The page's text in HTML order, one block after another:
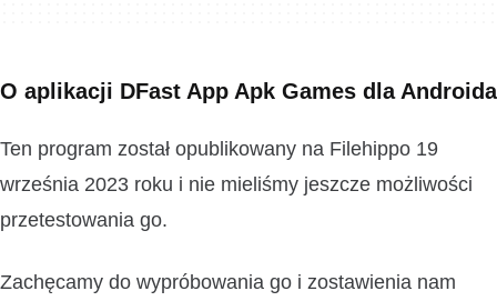
O aplikacji DFast App Apk Games dla Androida
Ten program został opublikowany na Filehippo 19
września 2023 roku i nie mieliśmy jeszcze możliwości
przetestowania go.
Zachęcamy do wypróbowania go i zostawienia nam